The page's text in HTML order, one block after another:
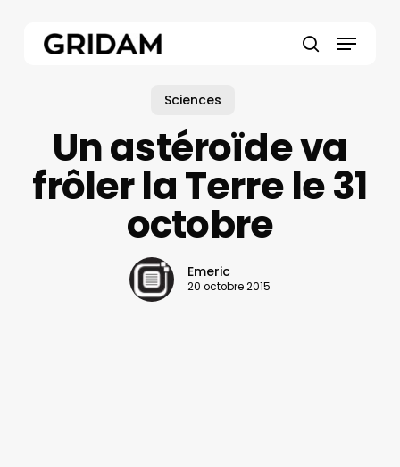
Menu
Sciences
Un astéroïde va
frôler la Terre le 31
octobre
Emeric
20 octobre 2015